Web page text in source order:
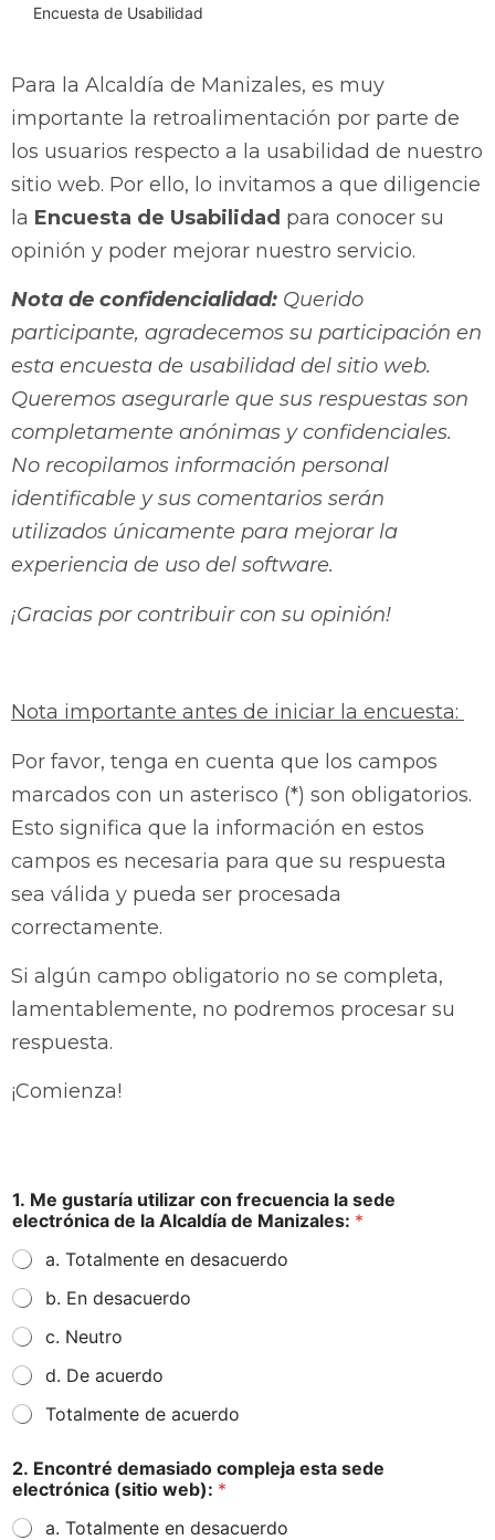
Encuesta de Usabilidad
Para la Alcaldía de Manizales, es muy
importante la retroalimentación por parte de
los usuarios respecto a la usabilidad de nuestro
sitio web. Por ello, lo invitamos a que diligencie
la Encuesta de Usabilidad para conocer su
opinión y poder mejorar nuestro servicio.
Nota de confidencialidad: Querido
participante, agradecemos su participación en
esta encuesta de usabilidad del sitio web.
Queremos asegurarle que sus respuestas son
completamente anónimas y confidenciales.
No recopilamos información personal
identificable y sus comentarios serán
utilizados únicamente para mejorar la
experiencia de uso del software.
¡Gracias por contribuir con su opinión!
Nota importante antes de iniciar la encuesta:
Por favor, tenga en cuenta que los campos
marcados con un asterisco (*) son obligatorios.
Esto significa que la información en estos
campos es necesaria para que su respuesta
sea válida y pueda ser procesada
correctamente.
Si algún campo obligatorio no se completa,
lamentablemente, no podremos procesar su
respuesta.
¡Comienza!
1. Me gustaría utilizar con frecuencia la sede
electrónica de la Alcaldía de Manizales: *
a. Totalmente en desacuerdo
b. En desacuerdo
c. Neutro
d. De acuerdo
Totalmente de acuerdo
2. Encontré demasiado compleja esta sede
electrónica (sitio web): *
a. Totalmente en desacuerdo